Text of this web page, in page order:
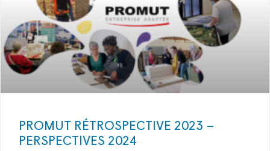
PROMUT RÉTROSPECTIVE 2023 –
PERSPECTIVES 2024